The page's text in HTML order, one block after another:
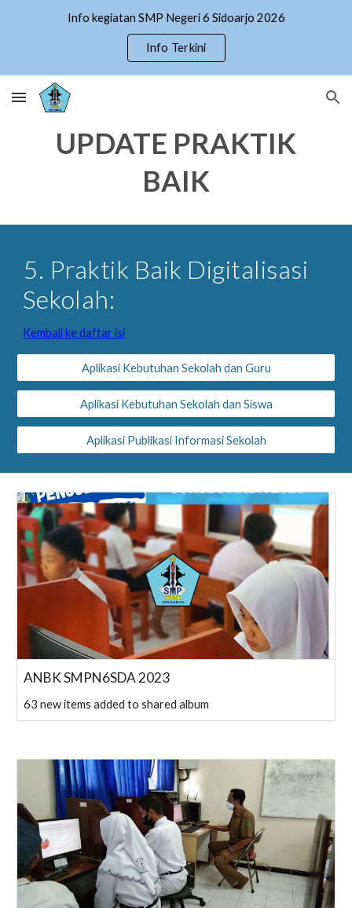
Skip to main content Skip to navigation
Info kegiatan SMP Negeri 6 Sidoarjo 2026
Info Terkini
UPDATE PRAKTIK
BAIK
5. Praktik Baik Digitalisasi
Sekolah:
Kembali ke daftar isi
Aplikasi Kebutuhan Sekolah dan Guru
Aplikasi Kebutuhan Sekolah dan Siswa
Aplikasi Publikasi Informasi Sekolah
ANBK SMPN6SDA 2023
63 new items added to shared album